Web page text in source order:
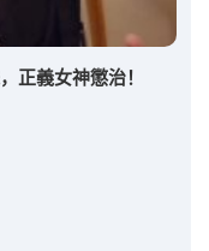
正義女神懲治！